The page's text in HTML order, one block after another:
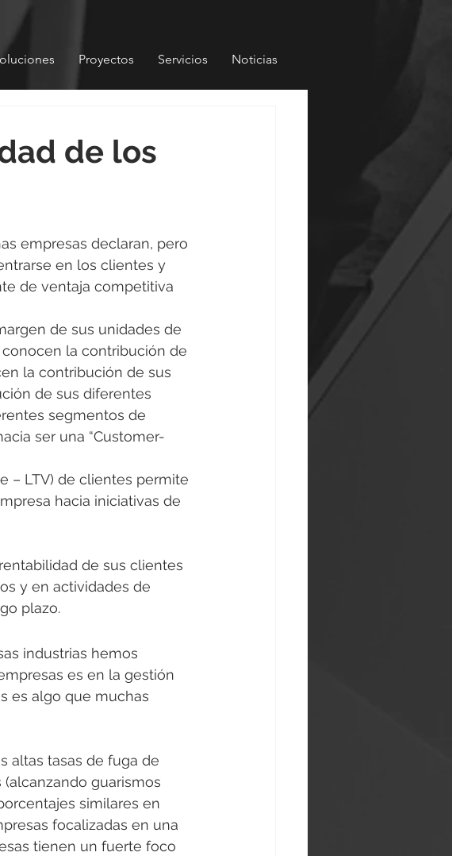
Proyectos Servicios Noticias
de los
empresas declaran, pero
en los clientes y
de ventaja competitiva
de sus unidades de
la contribución de
la contribución de sus
de sus diferentes
segmentos de
ser una “Customer-
– LTV) de clientes permite
hacia iniciativas de
de sus clientes
y en actividades de
plazo.
industrias hemos
es en la gestión
es algo que muchas
altas tasas de fuga de
guarismos
similares en
focalizadas en una
tienen un fuerte foco